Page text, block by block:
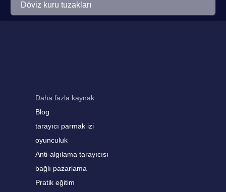
Döviz kuru tuzakları
Daha fazla kaynak
Blog
tarayıcı parmak izi
oyunculuk
Anti-algılama tarayıcısı
bağlı pazarlama
Pratik eğitim